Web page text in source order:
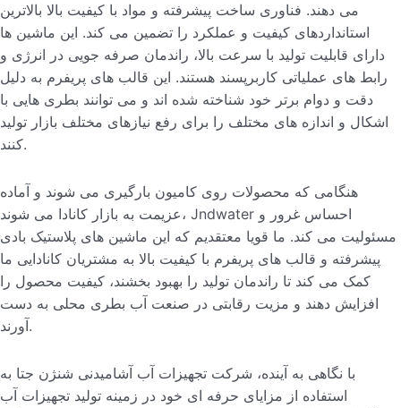
می دهند. فناوری ساخت پیشرفته و مواد با کیفیت بالا بالاترین
استانداردهای کیفیت و عملکرد را تضمین می کند. این ماشین ها
دارای قابلیت تولید با سرعت بالا، راندمان صرفه جویی در انرژی و
رابط های عملیاتی کاربرپسند هستند. این قالب های پریفرم به دلیل
دقت و دوام برتر خود شناخته شده اند و می توانند بطری هایی با
اشکال و اندازه های مختلف را برای رفع نیازهای مختلف بازار تولید
کنند.
هنگامی که محصولات روی کامیون بارگیری می شوند و آماده
عزیمت به بازار کانادا می شوند، Jndwater احساس غرور و
مسئولیت می کند. ما قویا معتقدیم که این ماشین های پلاستیک بادی
پیشرفته و قالب های پریفرم با کیفیت بالا به مشتریان کانادایی ما
کمک می کند تا راندمان تولید را بهبود بخشند، کیفیت محصول را
افزایش دهند و مزیت رقابتی در صنعت آب بطری محلی به دست
آورند.
با نگاهی به آینده، شرکت تجهیزات آب آشامیدنی شنژن جتا به
استفاده از مزایای حرفه ای خود در زمینه تولید تجهیزات آب